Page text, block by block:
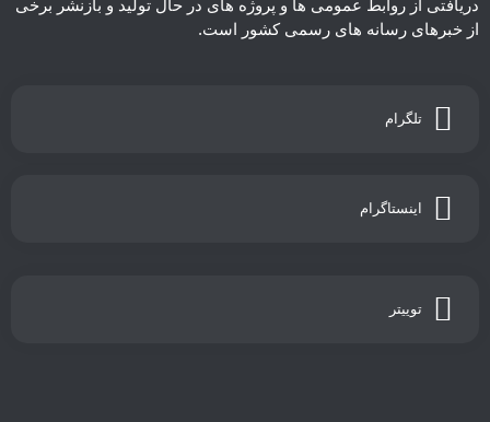
دریافتی از روابط عمومی ها و پروژه های در حال تولید و بازنشر برخی
از خبرهای رسانه های رسمی کشور است.
تلگرام
اینستاگرام
توییتر